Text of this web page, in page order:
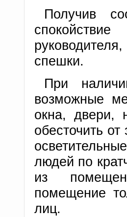
Получив
спешки.
При
возможные
окна, двери,
обесточить
людей по
из
помещение
лиц.